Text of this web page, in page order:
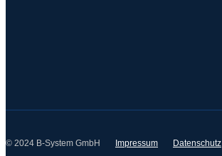
© 2024 B-System GmbH Impressum
Datenschutz